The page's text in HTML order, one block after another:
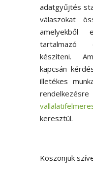
adatgyűjtés
válaszokat
amelyekből
tartalmazó
készíteni.
kapcsán
illetékes
keresztül.
Köszönjük